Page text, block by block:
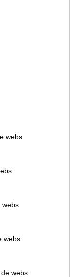
webs
webs
webs
webs